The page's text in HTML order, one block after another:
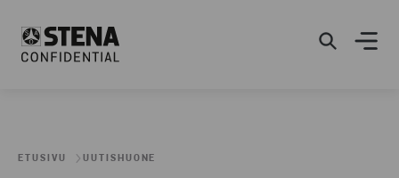
ETUSIVU UUTISHUONE